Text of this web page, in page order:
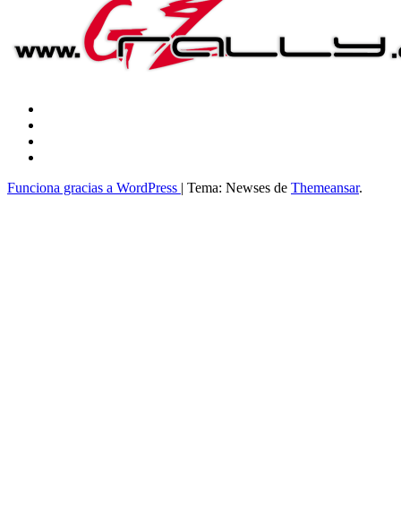
Funciona gracias a WordPress Tema: Newses de Themeansar.